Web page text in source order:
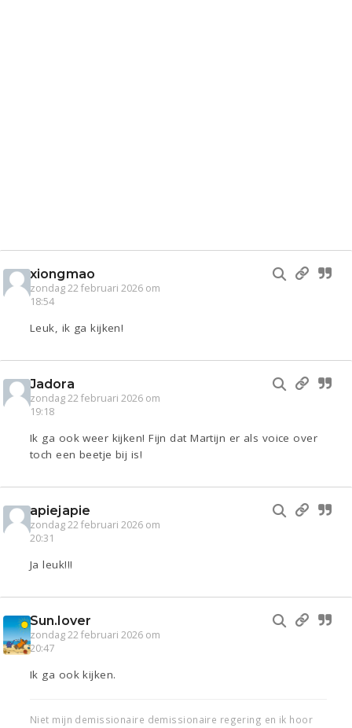
xiongmao
zondag 22 februari 2026 om
18:54
Leuk, ik ga kijken!
Jadora
zondag 22 februari 2026 om
19:18
Ik ga ook weer kijken! Fijn dat Martijn er als voice over
toch een beetje bij is!
apiejapie
zondag 22 februari 2026 om
20:31
Ja leuk!!!
Sun.lover
zondag 22 februari 2026 om
20:47
Ik ga ook kijken.
Niet mijn demissionaire demissionaire regering en ik hoor